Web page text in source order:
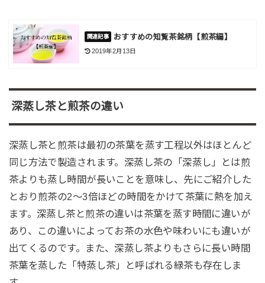
おすすめの知覧茶銘柄【煎茶編】
2019年2月13日
深蒸し茶と煎茶の違い
深蒸し茶と煎茶は最初の茶葉を蒸す工程以外はほとんど
同じ方法で製造されます。深蒸し茶の「深蒸し」とは煎
茶よりも蒸し時間が長いことを意味し、先にご紹介した
とおり煎茶の2～3倍ほどの時間をかけて茶葉に熱を加え
ます。深蒸し茶と煎茶の違いは茶葉を蒸す時間に違いが
あり、この違いによってお茶の水色や味わいにも違いが
出てくるのです。また、深蒸し茶よりもさらに長い時間
茶葉を蒸した「特蒸し茶」と呼ばれる緑茶も存在しま